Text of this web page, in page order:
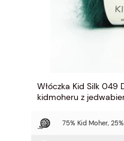
Włóczka Kid Silk 049
kidmoheru z
75% Kid Moher,